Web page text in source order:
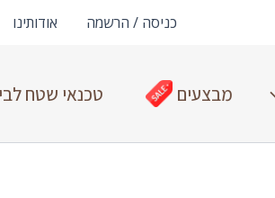
כניסה / הרשמה אודותינו
מבצעים טכנאי שטח